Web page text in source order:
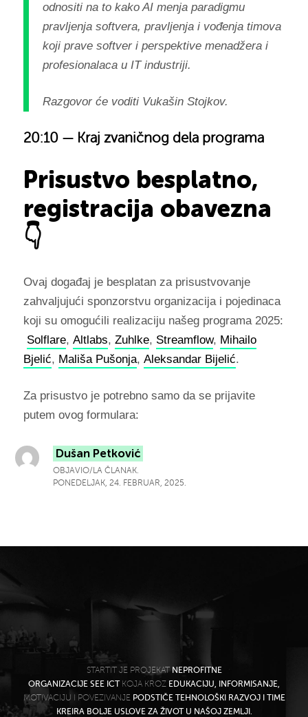
odnositi na to kako AI menja paradigmu
pravljenja softvera, pravljenja i vođenja timova
koji prave softver i perspektive menadžera i
profesionalaca u IT industriji.
Razgovor će voditi Vukašin Stojkov.
20:10 — Kraj zvaničnog dela programa
Prisustvo besplatno,
registracija obavezna
👇
Ovaj događaj je besplatan za prisustvovanje
zahvaljujući sponzorstvu organizacija i pojedinaca
koji su omogućili realizaciju našeg programa 2025:
Solflare, Altlabs, Zuhlke, Streamflow, Mihailo
Bjelić, Mališa Pušonja, Aleksandar Bijelić.
Za prisustvo je potrebno samo da se prijavite
putem ovog formulara:
Dušan Petković
OBJAVIO/LA ČLANAK.
PONEDELJAK, 24. FEBRUAR, 2025.
STARTIT JE PROJEKAT NEPROFITNE
ORGANIZACIJE SEE ICTKOJA KROZ EDUKACIJU, INFORMISANJE,
MOTIVACIJU I POVEZIVANJE PODSTIČE TEHNOLOŠKI RAZVOJ I TIME
KREIRA BOLJE USLOVE ZA ŽIVOT U NAŠOJ ZEMLJI.